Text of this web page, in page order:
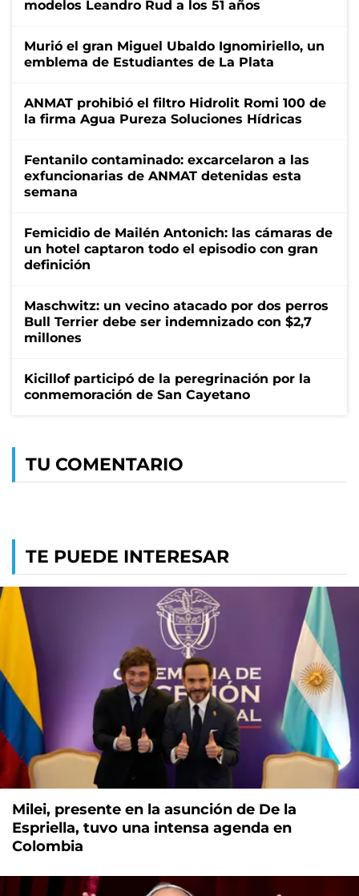
modelos Leandro Rud a los 51 años
Murió el gran Miguel Ubaldo Ignomiriello, un
emblema de Estudiantes de La Plata
ANMAT prohibió el filtro Hidrolit Romi 100 de
la firma Agua Pureza Soluciones Hídricas
Fentanilo contaminado: excarcelaron a las
exfuncionarias de ANMAT detenidas esta
semana
Femicidio de Mailén Antonich: las cámaras de
un hotel captaron todo el episodio con gran
definición
Maschwitz: un vecino atacado por dos perros
Bull Terrier debe ser indemnizado con $2,7
millones
Kicillof participó de la peregrinación por la
conmemoración de San Cayetano
TU COMENTARIO
TE PUEDE INTERESAR
Milei, presente en la asunción de De la
Espriella, tuvo una intensa agenda en
Colombia